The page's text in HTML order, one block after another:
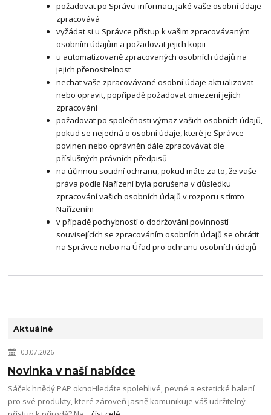
Aktuálně
03.07.2026
Novinka v naší nabídce
Sáček hnědý PAP oknoHledáte spolehlivé, pevné a estetické balení
pro své produkty, které zároveň jasně komunikuje váš udržitelný
požadovat po Správci informaci, jaké vaše osobní údaje
zpracovává
vyžádat si u Správce přístup k vašim zpracovávaným
osobním údajům a požadovat jejich kopii
u automatizovaně zpracovaných osobních údajů na
jejich přenositelnost
nechat vaše zpracovávané osobní údaje aktualizovat
nebo opravit, popřípadě požadovat omezení jejich
zpracování
požadovat po společnosti výmaz vašich osobních údajů,
pokud se nejedná o osobní údaje, které je Správce
povinen nebo oprávněn dále zpracovávat dle
příslušných právních předpisů
na účinnou soudní ochranu, pokud máte za to, že vaše
práva podle Nařízení byla porušena v důsledku
zpracování vašich osobních údajů v rozporu s tímto
Nařízením
v případě pochybností o dodržování povinností
souvisejících se zpracováním osobních údajů se obrátit
na Správce nebo na Úřad pro ochranu osobních údajů